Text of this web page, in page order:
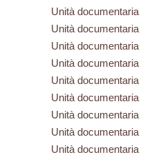
Unità documentaria
Unità documentaria
Unità documentaria
Unità documentaria
Unità documentaria
Unità documentaria
Unità documentaria
Unità documentaria
Unità documentaria